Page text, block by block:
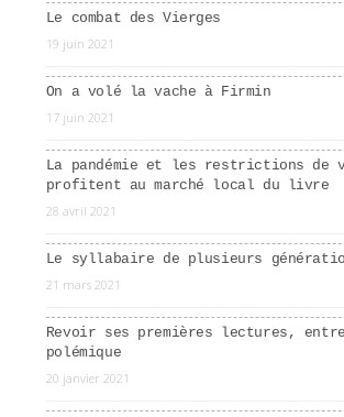
Le combat des Vierges
19 juin 2021
On a volé la vache à Firmin
17 juin 2021
La pandémie et les restrictions de
profitent au marché local du livre
28 avril 2021
Le syllabaire de plusieurs
21 mars 2021
Revoir ses premières lectures,
polémique
20 janvier 2021